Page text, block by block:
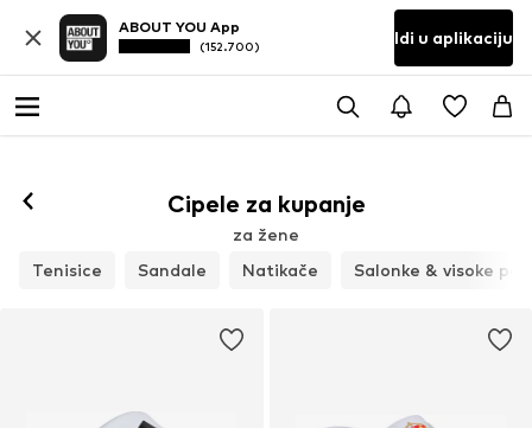
ABOUT YOU App
(152.700) Idi u aplikaciju
Cipele za kupanje
za žene
Tenisice
Sandale Natikače Salonke & visoke